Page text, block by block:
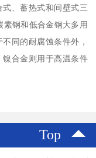
、蓄热式和间壁式三
钢和低合金钢大多用
同的耐腐蚀条件外，
合金则用于高温条件
Top